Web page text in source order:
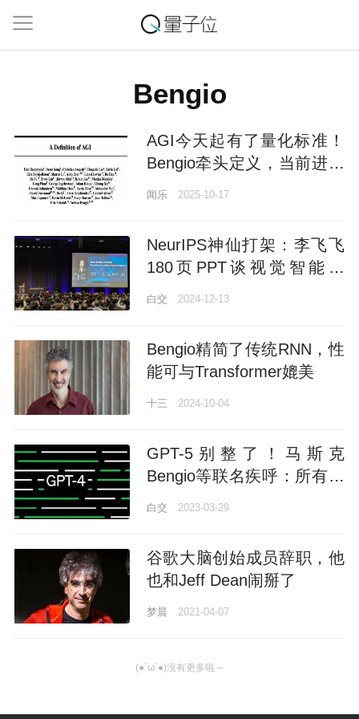
Bengio
AGI今天起有了量化标准！
Bengio牵头定义，当前进度
条58%
闻乐 2025-10-17
NeurIPS神仙打架：李飞飞
180页PPT谈视觉智能，
Bengio同OpenAI员工吵
白交 2024-12-13
Bengio精简了传统RNN，性
能可与Transformer媲美
十三 2024-10-04
GPT-5别整了！马斯克
Bengio等联名疾呼：所有先
进AI系统暂停研发6个月
白交 2023-03-29
谷歌大脑创始成员辞职，他
也和Jeff Dean闹掰了
梦晨 2021-04-07
(●`ω`●)没有更多啦～